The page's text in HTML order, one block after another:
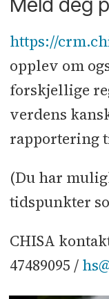
https://
opplev om
forskjellige
verdens
rapportering
(Du har
tidspunkter
CHISA
47489095 /